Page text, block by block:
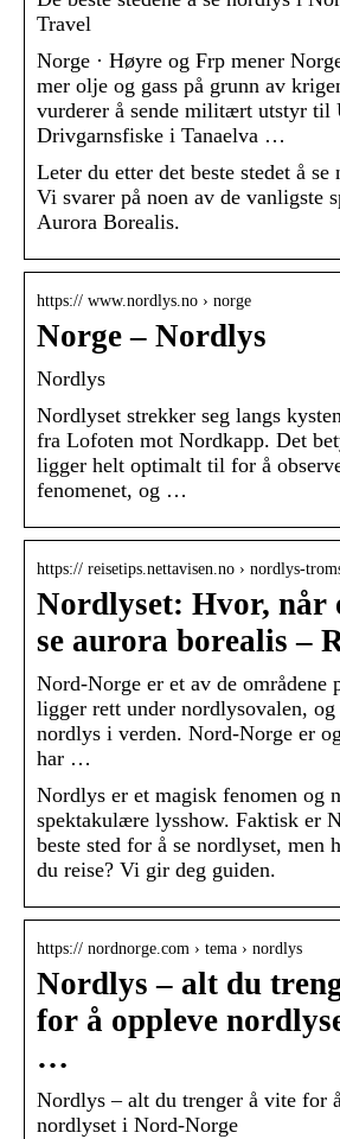
Travel
Norge · Høyre og Frp mener
mer olje og gass på grunn av
vurderer å sende militært utstyr til
Drivgarnsfiske i Tanaelva …
Leter du etter det beste stedet å
Vi svarer på noen av de vanligste
Aurora Borealis.
https:// www.nordlys.no › norge
Norge – Nordlys
Nordlys
Nordlyset strekker seg langs
fra Lofoten mot Nordkapp. Det
ligger helt optimalt til for å
fenomenet, og …
https:// reisetips.nettavisen.no › nordlys-
Nordlyset: Hvor, når
se aurora borealis –
Nord-Norge er et av de områdene
ligger rett under nordlysovalen, og
nordlys i verden. Nord-Norge er
har …
Nordlys er et magisk fenomen og
spektakulære lysshow. Faktisk er
beste sted for å se nordlyset, men
du reise? Vi gir deg guiden.
https:// nordnorge.com › tema › nordlys
Nordlys – alt du
for å oppleve
…
Nordlys – alt du trenger å vite for
nordlyset i Nord-Norge